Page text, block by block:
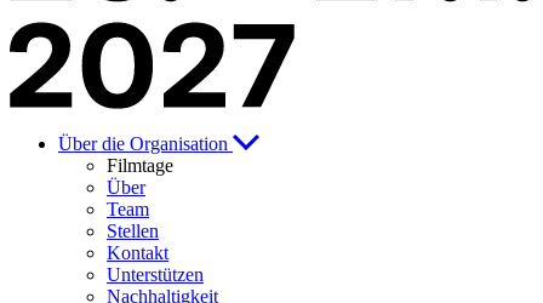
Über die Organisation
Filmtage
Über
Team
Stellen
Kontakt
Unterstützen
Nachhaltigkeit